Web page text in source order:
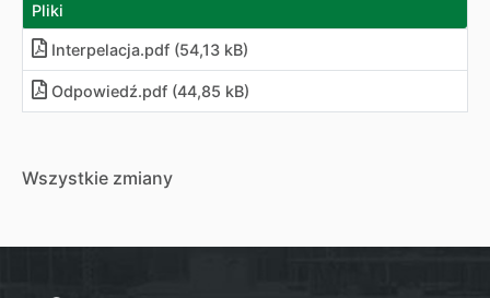
Pliki
Interpelacja.pdf (54,13 kB)
Odpowiedź.pdf (44,85 kB)
Wszystkie zmiany